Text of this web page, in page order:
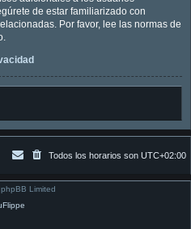
de estar familiarizado con
Por favor, lee las normas de
Todos los horarios son UTC+02:00
Limited